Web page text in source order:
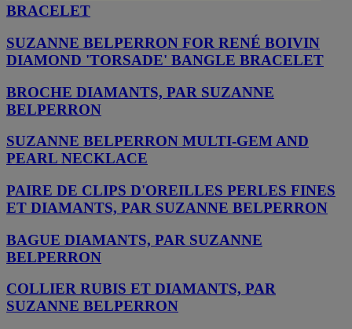
BRACELET
SUZANNE BELPERRON FOR RENÉ BOIVIN
DIAMOND 'TORSADE' BANGLE BRACELET
BROCHE DIAMANTS, PAR SUZANNE
BELPERRON
SUZANNE BELPERRON MULTI-GEM AND
PEARL NECKLACE
PAIRE DE CLIPS D'OREILLES PERLES FINES
ET DIAMANTS, PAR SUZANNE BELPERRON
BAGUE DIAMANTS, PAR SUZANNE
BELPERRON
COLLIER RUBIS ET DIAMANTS, PAR
SUZANNE BELPERRON